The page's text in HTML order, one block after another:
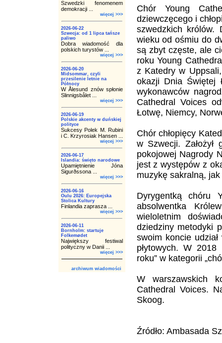
Szwedzki fenomenem
demokracji ...
więcej >>>
2026-06-22
Szwecja: od 1 lipca tańsze
paliwo
Dobra wiadomość dla
polskich turystów ...
więcej >>>
2026-06-20
Midsommar, czyli
przesilenie letnie na
Północy
W Ålesund znów spłonie
Slinnigsbålet ...
więcej >>>
2026-06-19
Polskie akcenty w duńskiej
polityce
Sukcesy Polek M. Rubini
i C. Krzyrosiak Hansen ...
więcej >>>
2026-06-17
Islandia: święto narodowe
Upamiętnienie Jóna
Sigurðssona ...
więcej >>>
2026-06-16
Oulu 2026: Europejska
Stolica Kultury
Finlandia zaprasza ...
więcej >>>
2026-06-11
Bornholm: startuje
Folkemødet
Największy festiwal
polityczny w Danii ...
więcej >>>
archiwum wiadomości
Chór Young
dziewczęcego i
szwedzkich królów.
wieku od ośmiu do
są zbyt częste, ale
roku Young
z Katedry w
okazji Dnia Świętej
wykonawców
Cathedral Voices
Łotwę, Niemcy,
Chór chłopięcy
w Szwecji.
pokojowej Nagrody
jest z występów z
muzykę sakralną,
Dyrygentką chóru
absolwentka
wieloletnim
dziedziny metodyki
swoim koncie
płytowych. W 2018
roku” w kategorii
W warszawskich
Cathedral Voices.
Skoog.
Źródło: Ambasada